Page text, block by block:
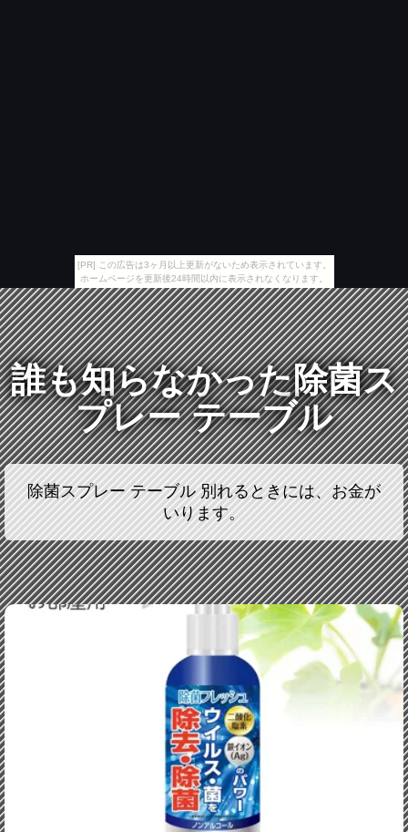
[PR] この広告は3ヶ月以上更新がないため表示されています。
ホームページを更新後24時間以内に表示されなくなります。
誰も知らなかった除菌ス
プレー テーブル
除菌スプレー テーブル 別れるときには、お金が
いります。